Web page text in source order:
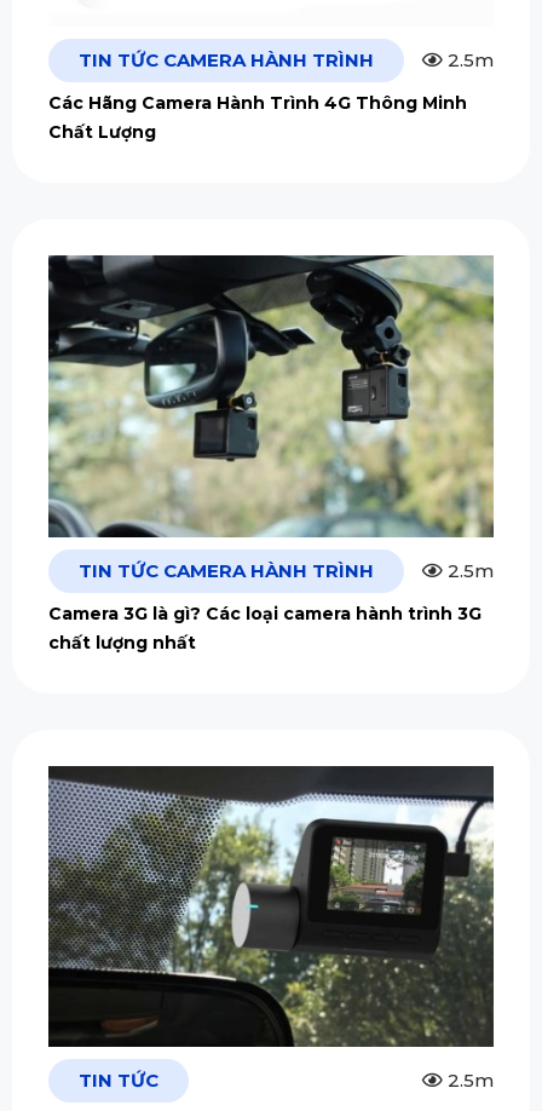
TIN TỨC CAMERA HÀNH TRÌNH 2.5m
Các Hãng Camera Hành Trình 4G Thông Minh
Chất Lượng
TIN TỨC CAMERA HÀNH TRÌNH 2.5m
Camera 3G là gì? Các loại camera hành trình 3G
chất lượng nhất
TIN TỨC 2.5m